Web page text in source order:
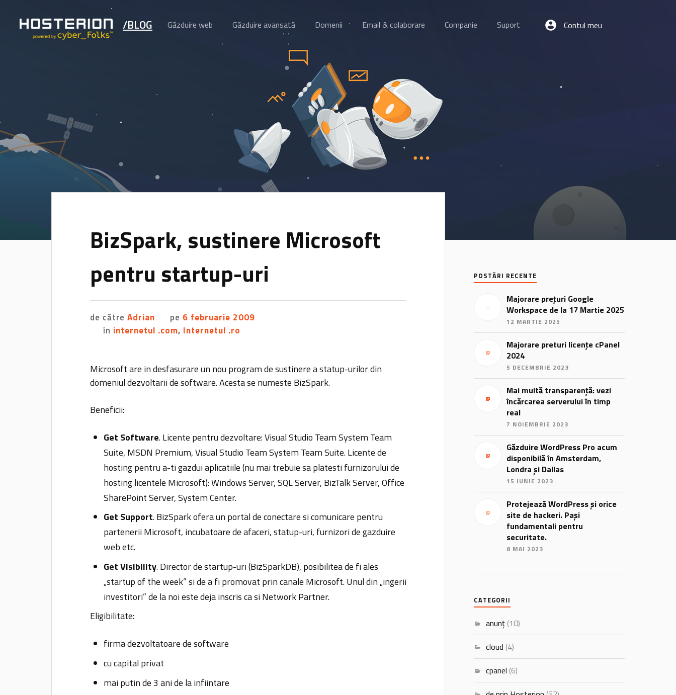
/BLOG Găzduire web Găzduire avansată Domenii Email & colaborare Companie Suport Contul meu
BizSpark, sustinere Microsoft
pentru startup-uri
de cătreAdrian pe 6 februarie 2009
în internetul .com, Internetul .ro
Microsoft are in desfasurare un nou program de sustinere a statup-urilor din
domeniul dezvoltarii de software. Acesta se numeste BizSpark.
Beneficii:
Get Software. Licente pentru dezvoltare: Visual Studio Team System Team
Suite, MSDN Premium, Visual Studio Team System Team Suite. Licente de
hosting pentru a-ti gazdui aplicatiile (nu mai trebuie sa platesti furnizorului de
hosting licentele Microsoft): Windows Server, SQL Server, BizTalk Server, Office
SharePoint Server, System Center.
Get Support. BizSpark ofera un portal de conectare si comunicare pentru
partenerii Microsoft, incubatoare de afaceri, statup-uri, furnizori de gazduire
web etc.
Get Visibility. Director de startup-uri (BizSparkDB), posibilitea de fi ales
„startup of the week” si de a fi promovat prin canale Microsoft. Unul din „ingerii
investitori” de la noi este deja inscris ca si Network Partner.
Eligibilitate:
firma dezvoltatoare de software
cu capital privat
mai putin de 3 ani de la infiintare
POSTĂRI RECENTE
Majorare prețuri Google
Workspace de la 17 Martie 2025
12 MARTIE 2025
Majorare preturi licențe cPanel
2024
5 DECEMBRIE 2023
Mai multă transparență: vezi
încărcarea serverului în timp
real
7 NOIEMBRIE 2023
Găzduire WordPress Pro acum
disponibilă în Amsterdam,
Londra și Dallas
15 IUNIE 2023
Protejează WordPress și orice
site de hackeri. Pași
fundamentali pentru
securitate.
8 MAI 2023
CATEGORII
anunț (10)
cloud (4)
cpanel (6)